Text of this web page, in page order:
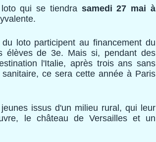
qui se tiendra samedi 27 mai à
loto participent au financement du
élèves de 3e. Mais si, pendant des
l'Italie, après trois ans sans
ce sera cette année à Paris
issus d'un milieu rural, qui leur
le château de Versailles et un